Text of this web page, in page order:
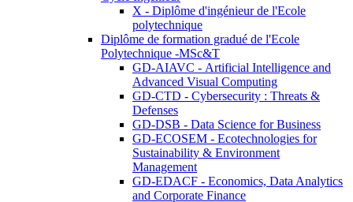
X - Diplôme d'ingénieur de l'Ecole
polytechnique
Diplôme de formation gradué de l'Ecole
Polytechnique -MSc&T
GD-AIAVC - Artificial Intelligence and
Advanced Visual Computing
GD-CTD - Cybersecurity : Threats &
Defenses
GD-DSB - Data Science for Business
GD-ECOSEM - Ecotechnologies for
Sustainability & Environment
Management
GD-EDACF - Economics, Data Analytics
and Corporate Finance